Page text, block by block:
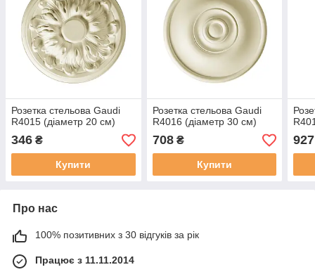
Розетка стельова Gaudi
R4015 (діаметр 20 cм)
346 ₴
Купити
Розетка стельова Gaudi
R4016 (діаметр 30 cм)
708₴
Купити
927
Про нас
100% позитивних з 30 відгуків за рік
Працює з 11.11.2014